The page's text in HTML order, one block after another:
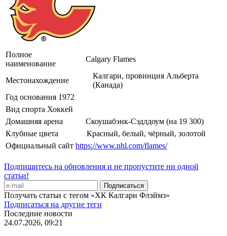
Полное
наименование
Calgary Flames
Местонахождение
Калгари, провинция Альберта
(Канада)
Год основания 1972
Вид спорта Хоккей
Домашняя арена
Скоушабэнк-Сэдлдоум (на 19 300)
Клубные цвета
Красный, белый, чёрный, золотой
Официальный сайт https://www.nhl.com/flames/
Подпишитесь на обновления и не пропустите ни одной
статьи!
Получать статьи с тегом «ХК Калгари Флэймз»
Подписаться на другие теги
Последние новости
24.07.2026, 09:21